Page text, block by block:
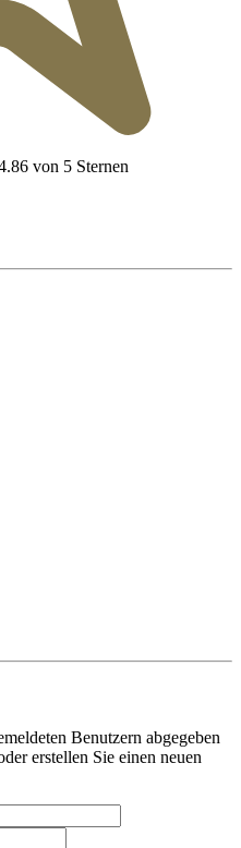
von 5 Sternen
Benutzern abgegeben
erstellen Sie einen neuen